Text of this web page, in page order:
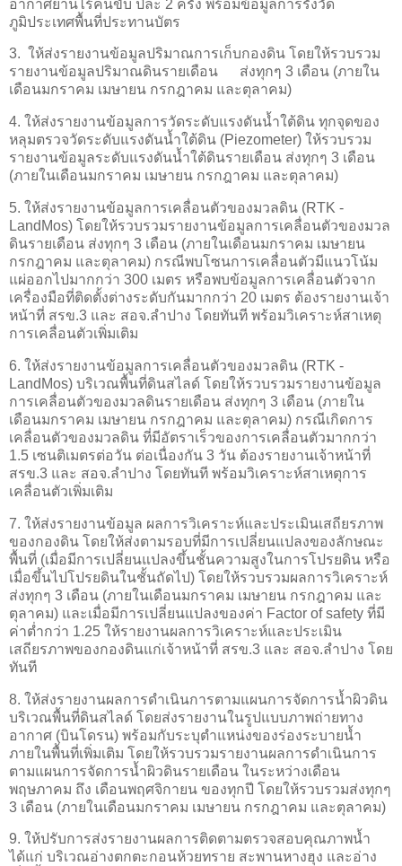
อากาศยานไร้คนขับ ปีละ 2 ครั้ง พร้อมข้อมูลการรังวัด
ภูมิประเทศพื้นที่ประทานบัตร
3. ให้ส่งรายงานข้อมูลปริมาณการเก็บกองดิน โดยให้รวบรวม
รายงานข้อมูลปริมาณดินรายเดือน ส่งทุกๆ 3 เดือน (ภายใน
เดือนมกราคม เมษายน กรกฎาคม และตุลาคม)
4. ให้ส่งรายงานข้อมูลการวัดระดับแรงดันน้ำใต้ดิน ทุกจุดของ
หลุมตรวจวัดระดับแรงดันน้ำใต้ดิน (Piezometer) ให้รวบรวม
รายงานข้อมูลระดับแรงดันน้ำใต้ดินรายเดือน ส่งทุกๆ 3 เดือน
(ภายในเดือนมกราคม เมษายน กรกฎาคม และตุลาคม)
5. ให้ส่งรายงานข้อมูลการเคลื่อนตัวของมวลดิน (RTK -
LandMos) โดยให้รวบรวมรายงานข้อมูลการเคลื่อนตัวของมวล
ดินรายเดือน ส่งทุกๆ 3 เดือน (ภายในเดือนมกราคม เมษายน
กรกฎาคม และตุลาคม) กรณีพบโซนการเคลื่อนตัวมีแนวโน้ม
แผ่ออกไปมากกว่า 300 เมตร หรือพบข้อมูลการเคลื่อนตัวจาก
เครื่องมือที่ติดตั้งต่างระดับกันมากกว่า 20 เมตร ต้องรายงานเจ้า
หน้าที่ สรข.3 และ สอจ.ลำปาง โดยทันที พร้อมวิเคราะห์สาเหตุ
การเคลื่อนตัวเพิ่มเติม
6. ให้ส่งรายงานข้อมูลการเคลื่อนตัวของมวลดิน (RTK -
LandMos) บริเวณพื้นที่ดินสไลด์ โดยให้รวบรวมรายงานข้อมูล
การเคลื่อนตัวของมวลดินรายเดือน ส่งทุกๆ 3 เดือน (ภายใน
เดือนมกราคม เมษายน กรกฎาคม และตุลาคม) กรณีเกิดการ
เคลื่อนตัวของมวลดิน ที่มีอัตราเร็วของการเคลื่อนตัวมากกว่า
1.5 เซนติเมตรต่อวัน ต่อเนื่องกัน 3 วัน ต้องรายงานเจ้าหน้าที่
สรข.3 และ สอจ.ลำปาง โดยทันที พร้อมวิเคราะห์สาเหตุการ
เคลื่อนตัวเพิ่มเติม
7. ให้ส่งรายงานข้อมูล ผลการวิเคราะห์และประเมินเสถียรภาพ
ของกองดิน โดยให้ส่งตามรอบที่มีการเปลี่ยนแปลงของลักษณะ
พื้นที่ (เมื่อมีการเปลี่ยนแปลงขึ้นชั้นความสูงในการโปรยดิน หรือ
เมื่อขึ้นไปโปรยดินในชั้นถัดไป) โดยให้รวบรวมผลการวิเคราะห์
ส่งทุกๆ 3 เดือน (ภายในเดือนมกราคม เมษายน กรกฎาคม และ
ตุลาคม) และเมื่อมีการเปลี่ยนแปลงของค่า Factor of safety ที่มี
ค่าต่ำกว่า 1.25 ให้รายงานผลการวิเคราะห์และประเมิน
เสถียรภาพของกองดินแก่เจ้าหน้าที่ สรข.3 และ สอจ.ลำปาง โดย
ทันที
8. ให้ส่งรายงานผลการดำเนินการตามแผนการจัดการน้ำผิวดิน
บริเวณพื้นที่ดินสไลด์ โดยส่งรายงานในรูปแบบภาพถ่ายทาง
อากาศ (บินโดรน) พร้อมกับระบุตำแหน่งของร่องระบายน้ำ
ภายในพื้นที่เพิ่มเติม โดยให้รวบรวมรายงานผลการดำเนินการ
ตามแผนการจัดการน้ำผิวดินรายเดือน ในระหว่างเดือน
พฤษภาคม ถึง เดือนพฤศจิกายน ของทุกปี โดยให้รวบรวมส่งทุกๆ
3 เดือน (ภายในเดือนมกราคม เมษายน กรกฎาคม และตุลาคม)
9. ให้ปรับการส่งรายงานผลการติดตามตรวจสอบคุณภาพน้ำ
ได้แก่ บริเวณอ่างตกตะกอนห้วยทราย สะพานหางฮุง และอ่าง